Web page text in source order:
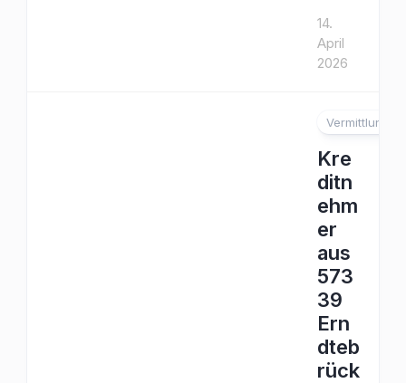
14.
April
2026
Vermittlung
Kre
ditn
ehm
er
aus
573
39
Ern
dteb
rück